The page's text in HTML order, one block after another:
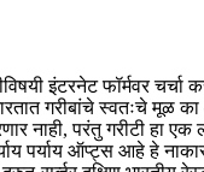
इंटरनेट फॉर्मवर चर्चा
गरीबांचे स्वतःचे मूळ का
नाही, परंतु गरीटी हा एक
पर्याय ऑप्ट्स आहे हे